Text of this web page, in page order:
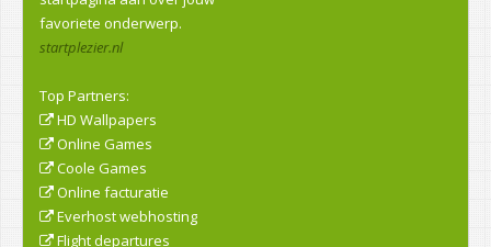
favoriete onderwerp.
startplezier.nl
Top Partners:
HD Wallpapers
Online Games
Coole Games
Online facturatie
Everhost webhosting
Flight departures